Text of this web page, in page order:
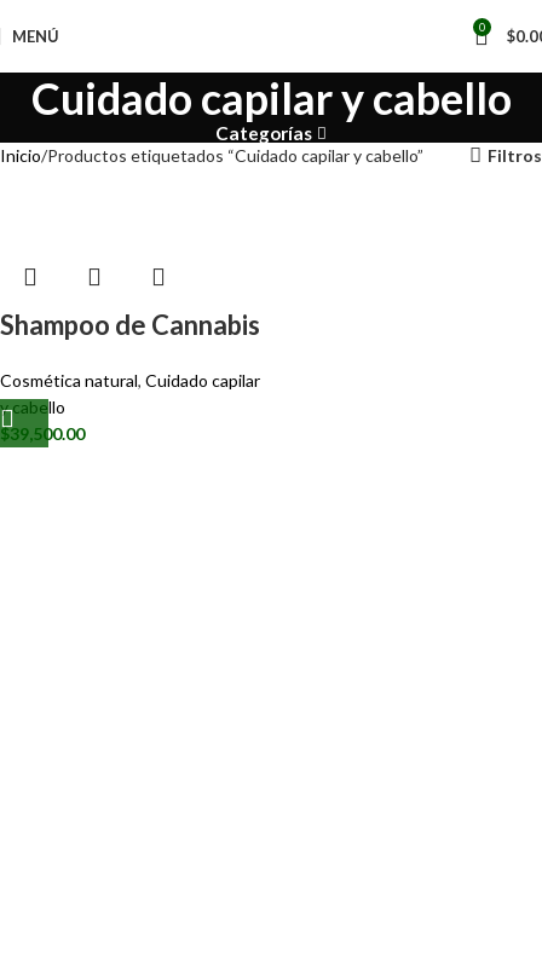
MENÚ 0 $
Cuidado capilar y cabello
Categorías
Inicio Productos etiquetados “Cuidado capilar y cabello” Filtros
Shampoo de Cannabis
Cosmética natural, Cuidado capilar
y cabello
$39,500.00